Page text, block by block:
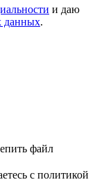
и даю
данных.
файл
с политикой